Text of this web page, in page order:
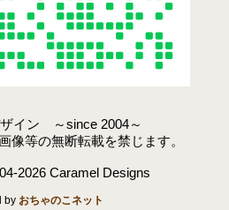
イン ～since 2004～
像等の無断転載を禁じます。
2026 Caramel Designs
by おちゃのこネット